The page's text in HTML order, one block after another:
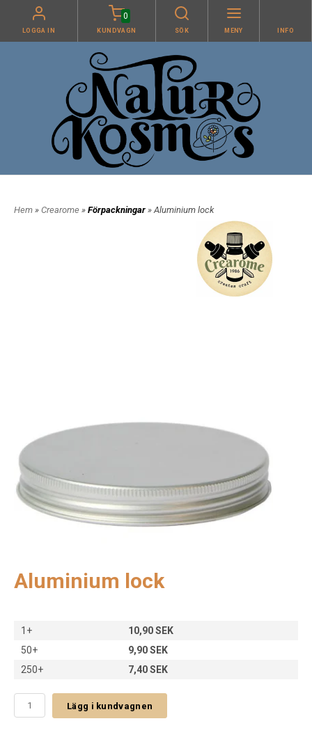
LOGGA IN
0
KUNDVAGN SÖK MENY INFO
Hem » Crearome » Förpackningar » Aluminium lock
Aluminium lock
1+
10,90 SEK
50+
9,90 SEK
250+
7,40 SEK
Lägg i kundvagnen